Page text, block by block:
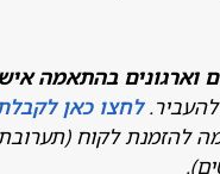
וארגונים בהתאמה
לחצו כאן
להזמנת לקוח